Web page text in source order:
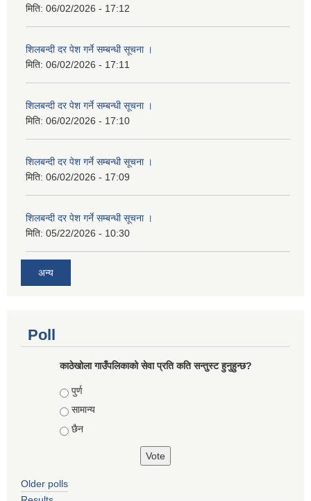
मिति: 06/02/2026 - 17:12
शिलबन्दी दर पेश गर्ने सम्बन्धी सूचना ।
मिति: 06/02/2026 - 17:11
शिलबन्दी दर पेश गर्ने सम्बन्धी सूचना ।
मिति: 06/02/2026 - 17:10
शिलबन्दी दर पेश गर्ने सम्बन्धी सूचना ।
मिति: 06/02/2026 - 17:09
शिलबन्दी दर पेश गर्ने सम्बन्धी सूचना ।
मिति: 05/22/2026 - 10:30
अन्य
Poll
काठेखोला गाउँपलिकाको सेवा प्रति कति सन्तुस्ट हुनुहुन्छ?
Choices
पुर्ण
सामान्य
छैन
Older polls